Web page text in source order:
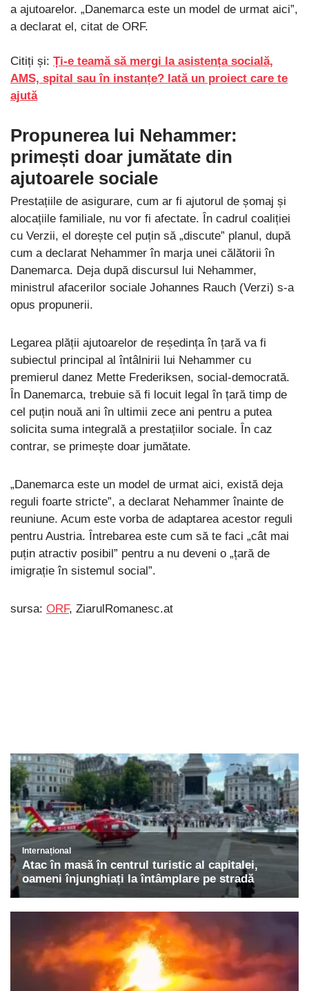
a ajutoarelor. „Danemarca este un model de urmat aici”,
a declarat el, citat de ORF.
Citiți și: Ți-e teamă să mergi la asistența socială,
AMS, spital sau în instanțe? Iată un proiect care te
ajută
Propunerea lui Nehammer:
primești doar jumătate din
ajutoarele sociale
Prestațiile de asigurare, cum ar fi ajutorul de șomaj și
alocațiile familiale, nu vor fi afectate. În cadrul coaliției
cu Verzii, el dorește cel puțin să „discute” planul, după
cum a declarat Nehammer în marja unei călătorii în
Danemarca. Deja după discursul lui Nehammer,
ministrul afacerilor sociale Johannes Rauch (Verzi) s-a
opus propunerii.
Legarea plății ajutoarelor de reședința în țară va fi
subiectul principal al întâlnirii lui Nehammer cu
premierul danez Mette Frederiksen, social-democrată.
În Danemarca, trebuie să fi locuit legal în țară timp de
cel puțin nouă ani în ultimii zece ani pentru a putea
solicita suma integrală a prestațiilor sociale. În caz
contrar, se primește doar jumătate.
„Danemarca este un model de urmat aici, există deja
reguli foarte stricte”, a declarat Nehammer înainte de
reuniune. Acum este vorba de adaptarea acestor reguli
pentru Austria. Întrebarea este cum să te faci „cât mai
puțin atractiv posibil” pentru a nu deveni o „țară de
imigrație în sistemul social”.
sursa: ORF, ZiarulRomanesc.at